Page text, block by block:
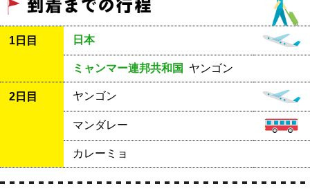
1日目 日本
ミャンマー連邦共和国 ヤンゴン
2日目 ヤンゴン
マンダレー
カレーミョ